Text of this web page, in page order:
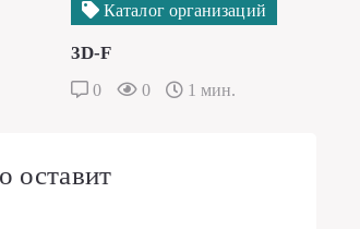
Каталог организаций
3D-F
0 0 1 мин.
оставит